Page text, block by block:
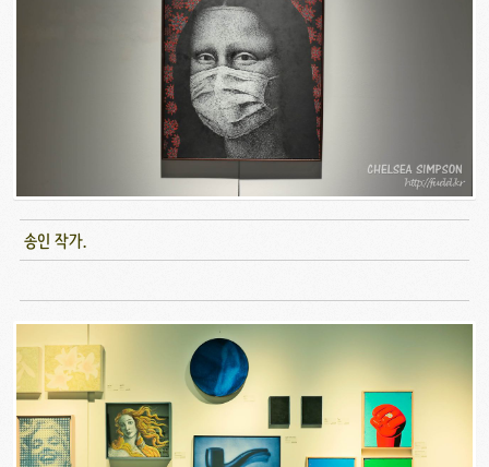
송인 작가.